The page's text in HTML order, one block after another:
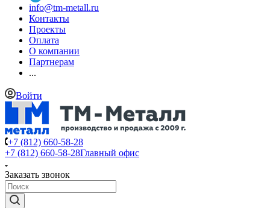
info@tm-metall.ru
Контакты
Проекты
Оплата
О компании
Партнерам
...
Войти
+7 (812) 660-58-28
+7 (812) 660-58-28Главный офис
Заказать звонок